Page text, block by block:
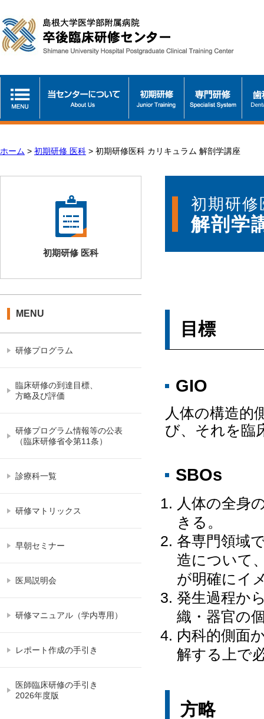
ホーム > 初期研修 医科 > 初期研修医科 カリキュラム 解剖学講座
初期研
解剖学
目標
GIO
人体の構造的
び、それを臨
SBOs
人体の全身
きる。
各専門領域
造について
が明確にイ
発生過程か
織・器官の
内科的側面
解する上で
方略
初期研修 医科
MENU
研修プログラム
臨床研修の到達目標、
方略及び評価
研修プログラム情報等の公表
（臨床研修省令第11条）
診療科一覧
研修マトリックス
早朝セミナー
医局説明会
研修マニュアル（学内専用）
レポート作成の手引き
医師臨床研修の手引き
2026年度版